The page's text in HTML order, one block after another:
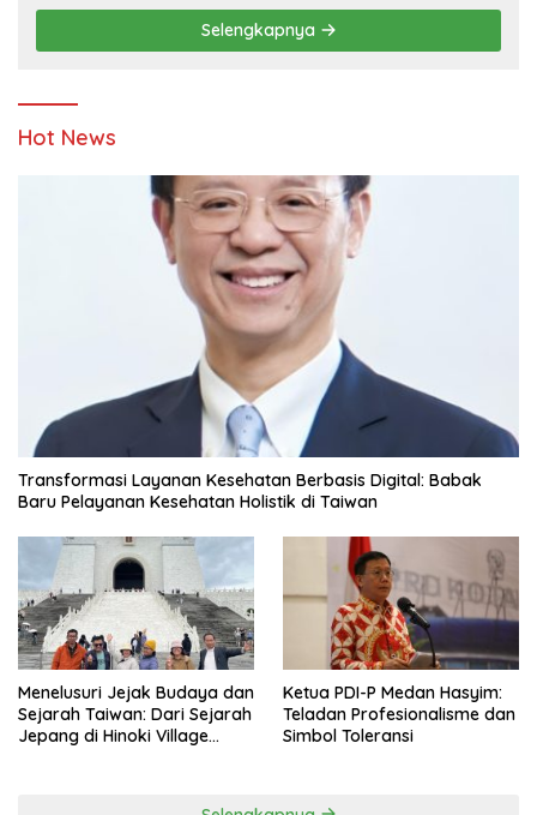
Pendidikan
Selengkapnya
Hot News
Transformasi Layanan Kesehatan Berbasis Digital: Babak
Baru Pelayanan Kesehatan Holistik di Taiwan
Menelusuri Jejak Budaya dan
Sejarah Taiwan: Dari Sejarah
Jepang di Hinoki Village
Ketua PDI-P Medan Hasyim:
Teladan Profesionalisme dan
Simbol Toleransi